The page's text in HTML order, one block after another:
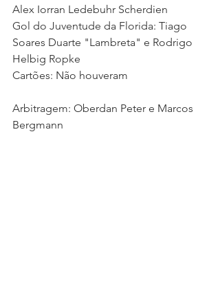
Alex Iorran Ledebuhr Scherdien
Gol do Juventude da Florida: Tiago
Soares Duarte "Lambreta" e Rodrigo
Helbig Ropke
Cartões: Não houveram
Arbitragem: Oberdan Peter e Marcos
Bergmann